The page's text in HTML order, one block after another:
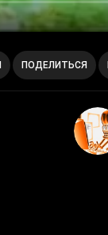
ПОДЕЛИТЬСЯ